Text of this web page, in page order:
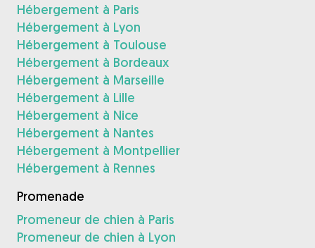
Hébergement à Paris
Hébergement à Lyon
Hébergement à Toulouse
Hébergement à Bordeaux
Hébergement à Marseille
Hébergement à Lille
Hébergement à Nice
Hébergement à Nantes
Hébergement à Montpellier
Hébergement à Rennes
Promenade
Promeneur de chien à Paris
Promeneur de chien à Lyon